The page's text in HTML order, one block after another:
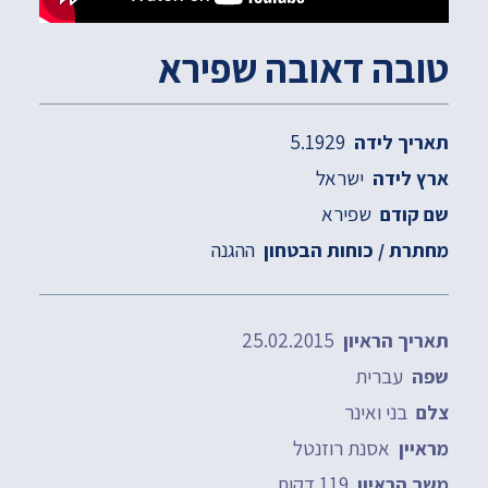
טובה דאובה שפירא
תאריך לידה
ארץ לידה ישראל
שם קודם שפירא
מחתרת / כוחות הבטחון ההגנה
תאריך הראיון
שפה עברית
צלם בני ואינר
מראיין אסנת רוזנטל